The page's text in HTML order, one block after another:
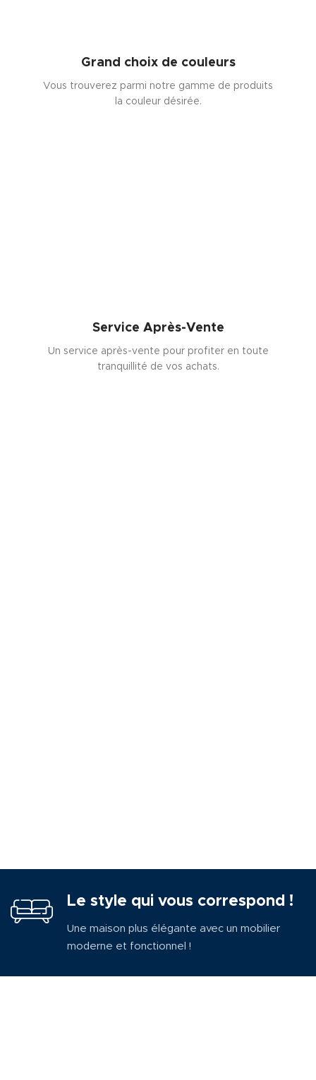
Grand choix de couleurs
Vous trouverez parmi notre gamme de produits
la couleur désirée.
Service Après-Vente
Un service après-vente pour profiter en toute
tranquillité de vos achats.
Le style qui vous correspond !
Une maison plus élégante avec un mobilier
moderne et fonctionnel !